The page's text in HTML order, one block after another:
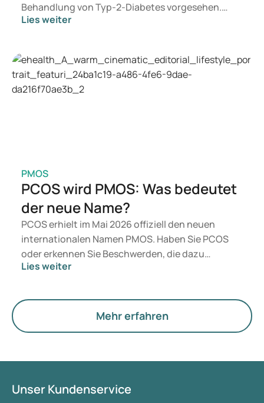
Behandlung von Typ-2-Diabetes vorgesehen.
Suchen Sie eine Therapie zur Gewichtskontrolle,
geeignet ist, entscheidet ein Arzt auf Basis Ihrer
gesundheitlichen Verfassung, Ihres BMI und Ihrer
aktuellen Medikation.
Lies weiter
PMOS
PCOS wird PMOS: Was bedeutet
der neue Name?
PCOS erhielt im Mai 2026 offiziell den neuen
internationalen Namen PMOS. Haben Sie PCOS
oder erkennen Sie Beschwerden, die dazu
passen? Medizinisch ändert sich vorerst nichts.
Hormone, den Stoffwechsel und die Funktion der
Lies weiter
Mehr erfahren
Unser Kundenservice